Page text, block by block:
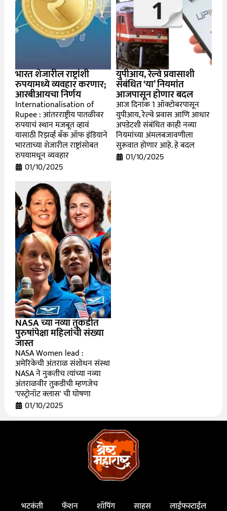
भारत शेजारील राष्ट्रांशी
रुपयामध्ये व्यवहार करणार;
आरबीआयचा निर्णय
Internationalisation of
Rupee : आंतरराष्ट्रीय पातळीवर
रुपयाचं स्थान मजबूत व्हावं
यासाठी रिझर्व्ह बँक ऑफ इंडियाने
भारताच्या शेजारील राष्ट्रांसोबत
रुपयामधून व्यवहार
01/10/2025
युपीआय, रेल्वे प्रवासाशी
संबंधित ‘या’ नियमांत
आजपासून होणार बदल
आज दिनांक 1 ऑक्टोबरपासून
युपीआय, रेल्वे प्रवास आणि आधार
अपडेटशी संबंधित काही नव्या
नियमांच्या अंमलबजावणीला
सुरूवात होणार आहे. हे बदल
01/10/2025
NASA च्या नव्या तुकडीत
पुरुषांपेक्षा महिलांची संख्या
जास्त
NASA Women lead :
अमेरिकेची अंतराळ संशोधन संस्था
NASA ने नुकतीच त्यांच्या नव्या
अंतराळवीर तुकडीची म्हणजेच
'एस्ट्रोनॉट क्लास' ची घोषणा
01/10/2025
भटकंती फॅशन शॉपिंग साहस लाईफस्टाईल